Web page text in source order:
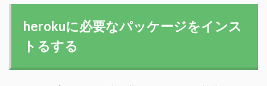
herokuに必要なパッケージをインス
トるする